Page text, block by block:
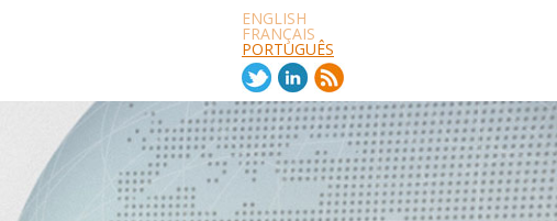
ENGLISH
FRANÇAIS
PORTUGUÊS